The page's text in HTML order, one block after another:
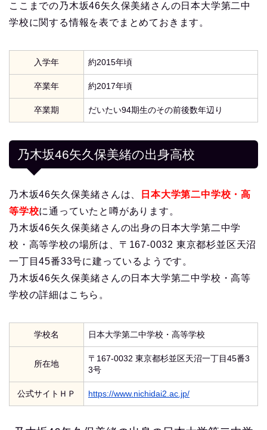
ここまでの乃木坂46矢久保美緒さんの日本大学第二中
学校に関する情報を表でまとめておきます。
入学年 約2015年頃
卒業年 約2017年頃
卒業期 だいたい94期生のその前後数年辺り
乃木坂46矢久保美緒の出身高校
乃木坂46矢久保美緒さんは、
日本大学第二中学校・高
等学校に通っていたと噂があります。
乃木坂46矢久保美緒さんの出身の日本大学第二中学
校・高等学校の場所は、〒167-0032 東京都杉並区天沼
一丁目45番33号に建っているようです。
乃木坂46矢久保美緒さんの日本大学第二中学校・高等
学校の詳細はこちら。
学校名 日本大学第二中学校・高等学校
所在地
〒167-0032 東京都杉並区天沼一丁目45番3
3号
公式サイトＨＰ https://www.nichidai2.ac.jp/